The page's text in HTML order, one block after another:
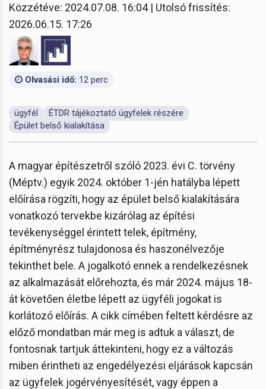
Közzétéve: 2024.07.08. 16:04 | Utolsó frissítés:
2026.06.15. 17:26
Olvasási idő: 12 perc
ügyfél
ÉTDR tájékoztató ügyfelek részére
Épület belső kialakítása
A magyar építészetről szóló 2023. évi C. törvény
(Méptv.) egyik 2024. október 1-jén hatályba lépett
előírása rögzíti, hogy az épület belső kialakítására
vonatkozó tervekbe kizárólag az építési
tevékenységgel érintett telek, építmény,
építményrész tulajdonosa és haszonélvezője
tekinthet bele. A jogalkotó ennek a rendelkezésnek
az alkalmazását előrehozta, és már 2024. május 18-
át követően életbe lépett az ügyféli jogokat is
korlátozó előírás. A cikk címében feltett kérdésre az
előző mondatban már meg is adtuk a választ, de
fontosnak tartjuk áttekinteni, hogy ez a változás
miben érintheti az engedélyezési eljárások kapcsán
az ügyfelek jogérvényesítését, vagy éppen a